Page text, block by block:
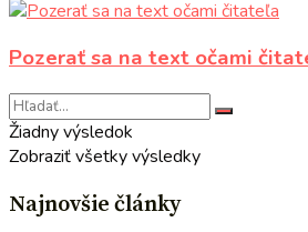
Pozerať sa na text očami
Žiadny výsledok
Zobraziť všetky výsledky
Najnovšie články